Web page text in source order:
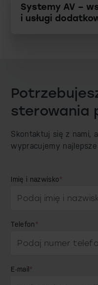
Systemy AV –
i usługi
sterowania
Skontaktuj się z nami,
wypracujemy
Imię i nazwisko*
Telefon*
E-mail *